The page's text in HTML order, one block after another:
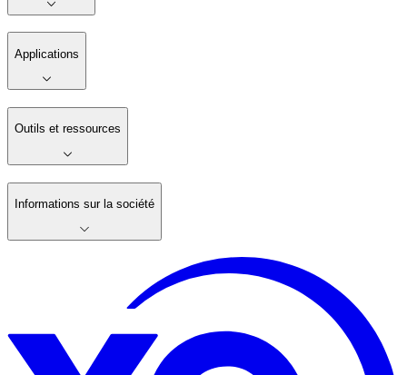
Applications
Outils et ressources
Informations sur la société